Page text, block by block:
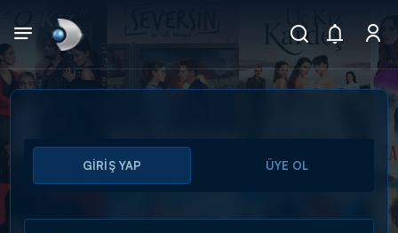
Arama
ARAMA SONUÇLARI
GİRİŞ YAP ÜYE OL